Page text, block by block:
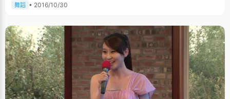
舞蹈 • 2016/10/30